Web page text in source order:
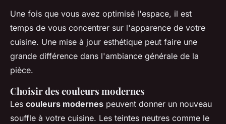
Une fois que vous avez optimisé l'espace, il est
temps de vous concentrer sur l'apparence de votre
cuisine. Une mise à jour esthétique peut faire une
grande différence dans l'ambiance générale de la
pièce.
Choisir des couleurs modernes
Les couleurs modernes peuvent donner un nouveau
souffle à votre cuisine. Les teintes neutres comme le